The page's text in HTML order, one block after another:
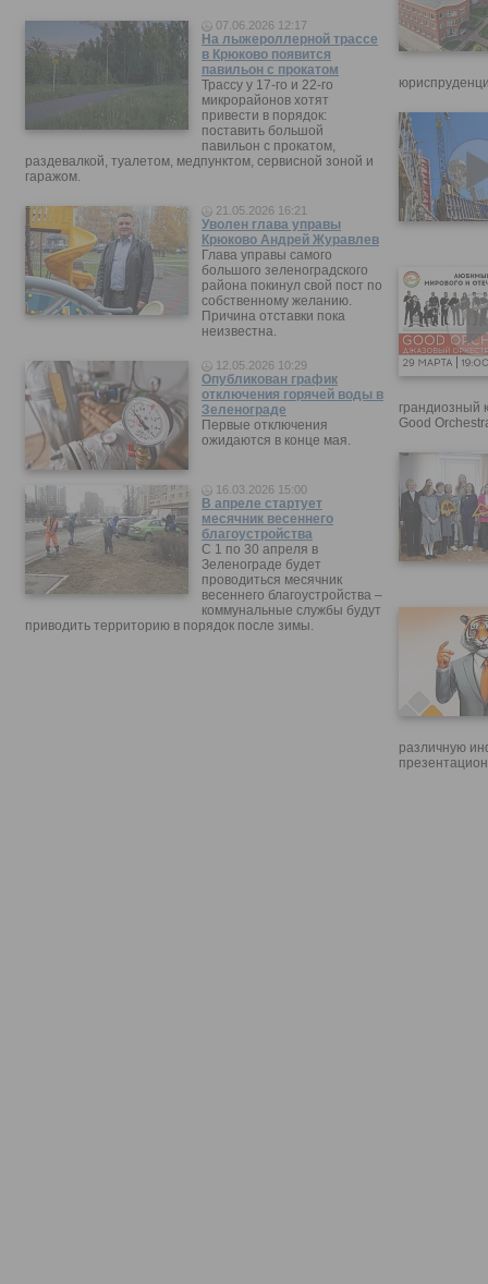
07.06.2026 12:17
На лыжероллерной трассе
в Крюково появится
павильон с прокатом
Трассу у 17-го и 22-го
микрорайонов хотят
привести в порядок:
поставить большой
павильон с прокатом,
раздевалкой, туалетом, медпунктом, сервисной зоной и
гаражом.
21.05.2026 16:21
Уволен глава управы
Крюково Андрей Журавлев
Глава управы самого
большого зеленоградского
района покинул свой пост по
собственному желанию.
Причина отставки пока
неизвестна.
12.05.2026 10:29
Опубликован график
отключения горячей воды в
Зеленограде
Первые отключения
ожидаются в конце мая.
16.03.2026 15:00
В апреле стартует
месячник весеннего
благоустройства
С 1 по 30 апреля в
Зеленограде будет
проводиться месячник
весеннего благоустройства –
коммунальные службы будут
приводить территорию в порядок после зимы.
грандиозный
Good
различную